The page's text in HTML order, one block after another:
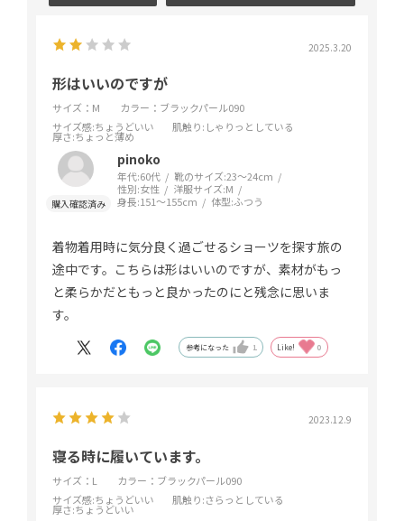
2025.3.20
形はいいのですが
サイズ：M
カラー：ブラックパール090
サイズ感:ちょうどいい 肌触り:しゃりっとしている
厚さ:ちょっと薄め
pinoko
年代:60代 靴のサイズ:23～24cm
性別:女性 洋服サイズ:M
身長:151～155cm 体型:ふつう
着物着用時に気分良く過ごせるショーツを探す旅の
途中です。こちらは形はいいのですが、素材がもっ
と柔らかだともっと良かったのにと残念に思いま
す。
参考になった 1 Like! 0
2023.12.9
寝る時に履いています。
サイズ：L
カラー：ブラックパール090
サイズ感:ちょうどいい 肌触り:さらっとしている
厚さ:ちょうどいい